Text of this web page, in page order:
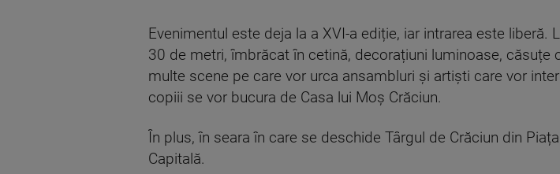
Evenimentul este deja la a XVI-a ediție, iar intrarea este
30 de metri, îmbrăcat în cetină, decorațiuni luminoase,
multe scene pe care vor urca ansambluri și artiști care vor
copiii se vor bucura de Casa lui Moș Crăciun.
În plus, în seara în care se deschide Târgul de Crăciun din
Capitală.